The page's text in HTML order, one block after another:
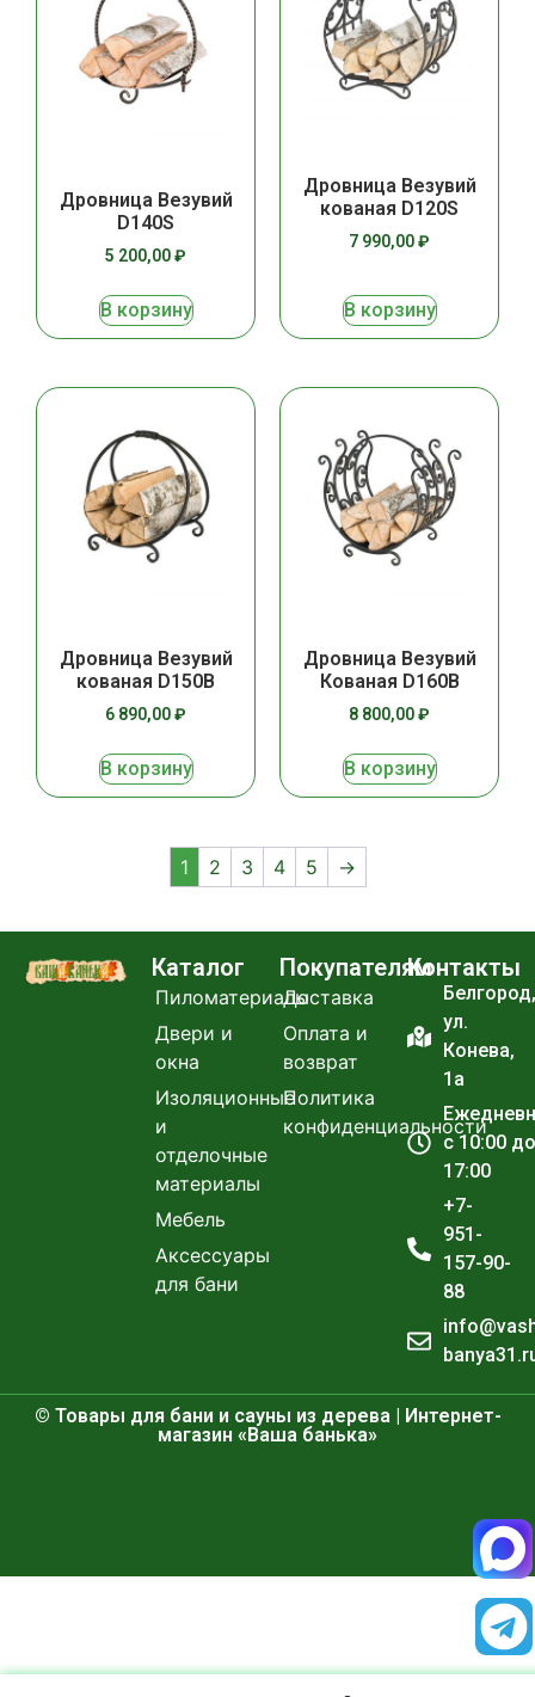
Дровница Везувий
D140S
5 200,00₽
В корзину
Дровница Везувий
кованая D120S
7 990,00₽
В корзину
Дровница Везувий
кованая D150B
6 890,00₽
В корзину
Дровница Везувий
Кованая D160B
8 800,00₽
В корзину
1 2 3 4 5 →
Каталог
Пиломатериалы
Двери и
окна
Изоляционные
и
отделочные
материалы
Мебель
Аксессуары
для бани
Покупателям
Доставка
Оплата и
возврат
Политика
конфиденциальности
Контакты
Белгород,
ул.
Конева,
1а
с 10:00 до
17:00
+7-
951-
157-90-
88
© Товары для бани и сауны из дерева | Интернет-
магазин «Ваша банька»